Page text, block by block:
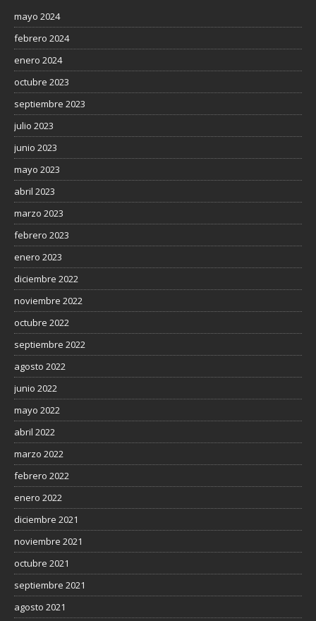
mayo 2024
febrero 2024
enero 2024
octubre 2023
septiembre 2023
julio 2023
junio 2023
mayo 2023
abril 2023
marzo 2023
febrero 2023
enero 2023
diciembre 2022
noviembre 2022
octubre 2022
septiembre 2022
agosto 2022
junio 2022
mayo 2022
abril 2022
marzo 2022
febrero 2022
enero 2022
diciembre 2021
noviembre 2021
octubre 2021
septiembre 2021
agosto 2021